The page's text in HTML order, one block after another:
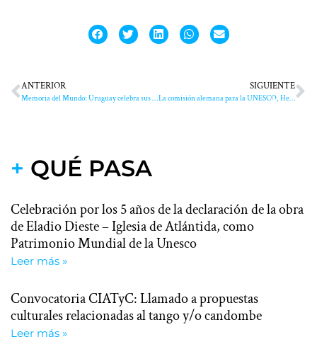
ANTERIOR
Memoria del Mundo: Uruguay celebra sus archivos
SIGUIENTE
La comisión alemana para la UNESCO, Henkel y la Fundación Fritz Henkel premian a #RutasUnescoUruguay
+ QUÉ PASA
Celebración por los 5 años de la declaración de la obra
de Eladio Dieste – Iglesia de Atlántida, como
Patrimonio Mundial de la Unesco
Leer más »
Convocatoria CIATyC: Llamado a propuestas
culturales relacionadas al tango y/o candombe
Leer más »